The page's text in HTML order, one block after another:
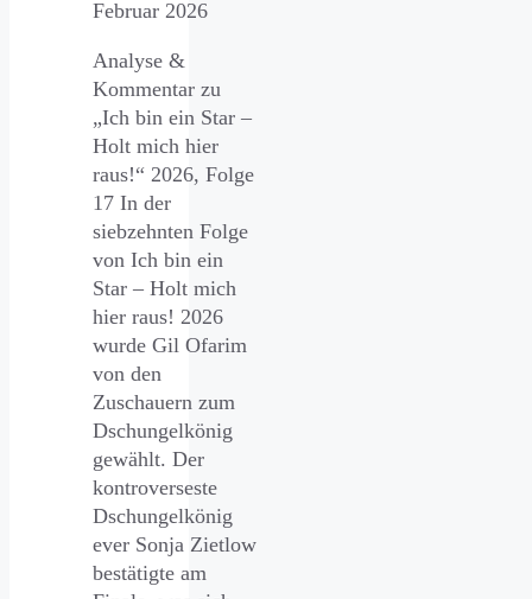
Februar 2026
Analyse &
Kommentar zu
„Ich bin ein Star –
Holt mich hier
raus!“ 2026, Folge
17 In der
siebzehnten Folge
von Ich bin ein
Star – Holt mich
hier raus! 2026
wurde Gil Ofarim
von den
Zuschauern zum
Dschungelkönig
gewählt. Der
kontroverseste
Dschungelkönig
ever Sonja Zietlow
bestätigte am